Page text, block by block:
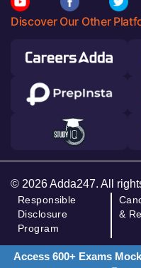
Discover Our Other
© 2026 Adda247. All
Responsible
Disclosure
Program
&
Access 600+ Exams